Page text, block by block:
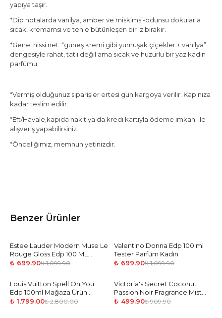
yapıya taşır.
*Dip notalarda vanilya, amber ve miskimsi-odunsu dokularla
sıcak, kremamsı ve tenle bütünleşen bir iz bırakır.
*Genel hissi net: “güneş kremi gibi yumuşak çiçekler + vanilya”
dengesiyle rahat, tatlı değil ama sıcak ve huzurlu bir yaz kadın
parfümü.
*Vermiş olduğunuz siparişler ertesi gün kargoya verilir. Kapınıza
kadar teslim edilir.
*Eft/Havale,kapıda nakit ya da kredi kartıyla ödeme imkanı ile
alışveriş yapabilirsiniz.
*Önceliğimiz, memnuniyetinizdir.
Benzer Ürünler
-36 %
Estee Lauder Modern Muse Le
Rouge Gloss Edp 100 ML
Tester Parfüm Kadın
₺ 699.90₺ 1,099.90
-36%
Valentino Donna Edp 100 ml
Tester Parfüm Kadın
₺ 699.90₺ 1,099.90
-36%
Louis Vuitton Spell On You
Edp 100ml Mağaza Ürün
Woman
₺ 1,799.00₺ 2,800.00
-45%
Victoria's Secret Coconut
Passion Noir Fragrance Mist
250 ML Vücut Spreyi
₺ 499.90₺ 909.90